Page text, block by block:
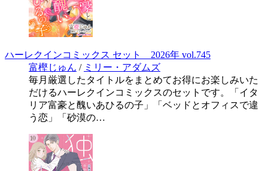
ハーレクインコミックス セット 2026年 vol.745
富樫じゅん / ミリー・アダムズ
毎月厳選したタイトルをまとめてお得にお楽しみいた
だけるハーレクインコミックスのセットです。「イタ
リア富豪と醜いあひるの子」「ベッドとオフィスで違
う恋」「砂漠の…